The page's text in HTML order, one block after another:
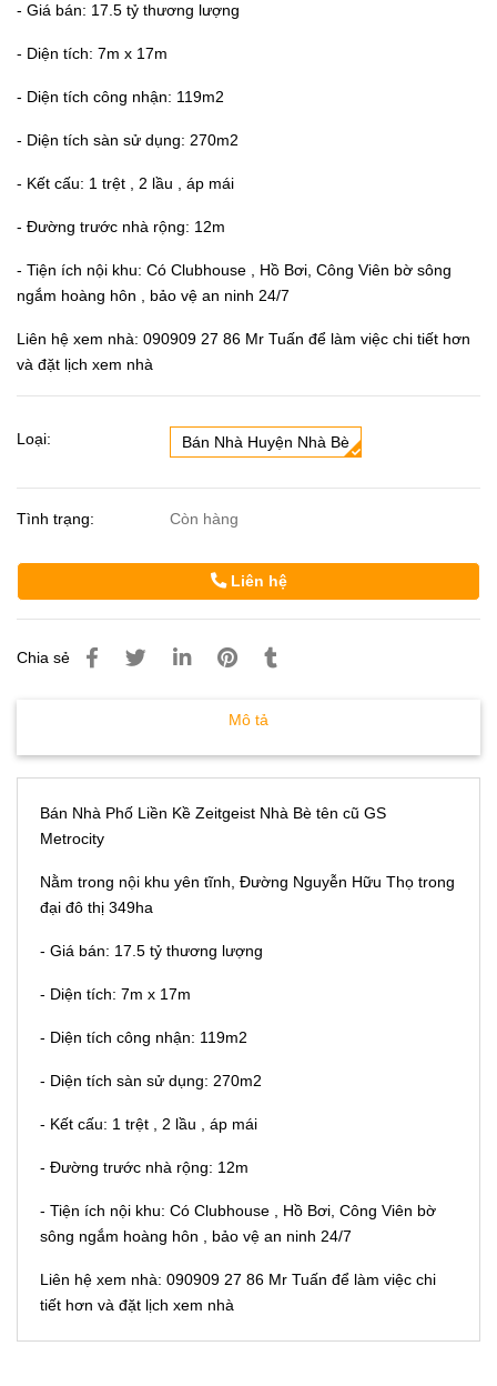
- Giá bán: 17.5 tỷ thương lượng
- Diện tích: 7m x 17m
- Diện tích công nhận: 119m2
- Diện tích sàn sử dụng: 270m2
- Kết cấu: 1 trệt , 2 lầu , áp mái
- Đường trước nhà rộng: 12m
- Tiện ích nội khu: Có Clubhouse , Hồ Bơi, Công Viên bờ sông
ngắm hoàng hôn , bảo vệ an ninh 24/7
Liên hệ xem nhà: 090909 27 86 Mr Tuấn để làm việc chi tiết hơn
và đặt lịch xem nhà
Loại: Bán Nhà Huyện Nhà Bè
Tình trạng: Còn hàng
Liên hệ
Chia sẻ
Mô tả
Bán Nhà Phố Liền Kề Zeitgeist Nhà Bè tên cũ GS
Metrocity
Nằm trong nội khu yên tĩnh, Đường Nguyễn Hữu Thọ trong
đại đô thị 349ha
- Giá bán: 17.5 tỷ thương lượng
- Diện tích: 7m x 17m
- Diện tích công nhận: 119m2
- Diện tích sàn sử dụng: 270m2
- Kết cấu: 1 trệt , 2 lầu , áp mái
- Đường trước nhà rộng: 12m
- Tiện ích nội khu: Có Clubhouse , Hồ Bơi, Công Viên bờ
sông ngắm hoàng hôn , bảo vệ an ninh 24/7
Liên hệ xem nhà: 090909 27 86 Mr Tuấn để làm việc chi
tiết hơn và đặt lịch xem nhà